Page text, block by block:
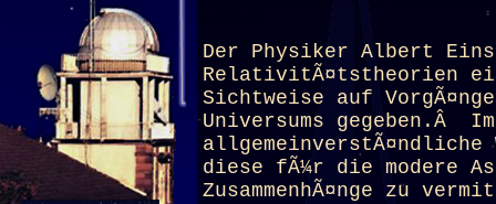
Der Physiker Albert
RelativitÃ¤tstheorien
Sichtweise auf
Universums gegeben.Â
allgemeinverstÃ¤ndliche
diese fÃ¼r die modere
ZusammenhÃ¤nge zu